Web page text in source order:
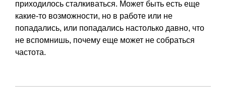
приходилось сталкиваться. Может быть есть еще
какие-то возможности, но в работе или не
попадались, или попадались настолько давно, что
не вспомнишь, почему еще может не собраться
частота.